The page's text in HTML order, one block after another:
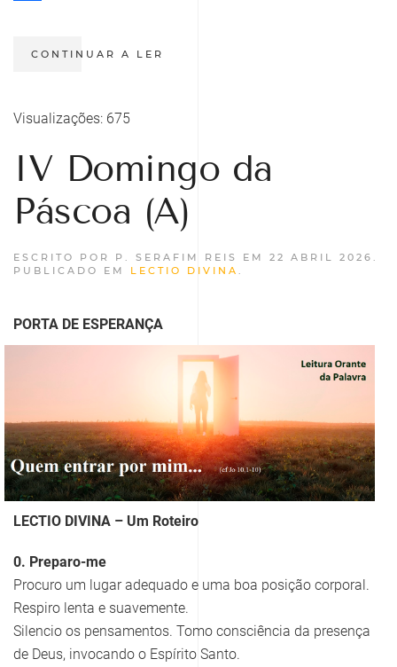
CONTINUAR A LER
Visualizações: 675
IV Domingo da
Páscoa (A)
ESCRITO POR P. SERAFIM REIS EM 22 ABRIL 2026 .
PUBLICADO EM LECTIO DIVINA .
PORTA DE ESPERANÇA
LECTIO DIVINA – Um Roteiro
0. Preparo-me
Procuro um lugar adequado e uma boa posição corporal.
Respiro lenta e suavemente.
Silencio os pensamentos. Tomo consciência da presença
de Deus, invocando o Espírito Santo.